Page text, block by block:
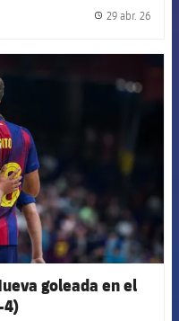
29 abr. 26
goleada en el
4)